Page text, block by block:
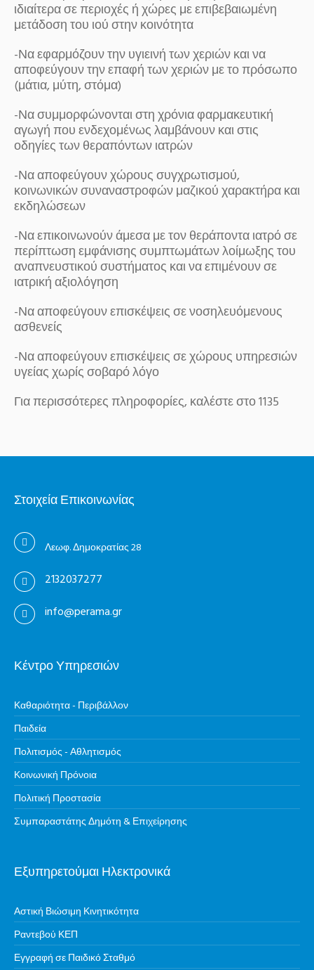
ιδιαίτερα σε περιοχές ή χώρες με επιβεβαιωμένη
μετάδοση του ιού στην κοινότητα
-Να εφαρμόζουν την υγιεινή των χεριών και να
αποφεύγουν την επαφή των χεριών με το πρόσωπο
(μάτια, μύτη, στόμα)
-Να συμμορφώνονται στη χρόνια φαρμακευτική
αγωγή που ενδεχομένως λαμβάνουν και στις
οδηγίες των θεραπόντων ιατρών
-Να αποφεύγουν χώρους συγχρωτισμού,
κοινωνικών συναναστροφών μαζικού χαρακτήρα και
εκδηλώσεων
-Να επικοινωνούν άμεσα με τον θεράποντα ιατρό σε
περίπτωση εμφάνισης συμπτωμάτων λοίμωξης του
αναπνευστικού συστήματος και να επιμένουν σε
ιατρική αξιολόγηση
-Να αποφεύγουν επισκέψεις σε νοσηλευόμενους
ασθενείς
-Να αποφεύγουν επισκέψεις σε χώρους υπηρεσιών
υγείας χωρίς σοβαρό λόγο
Για περισσότερες πληροφορίες, καλέστε στο 1135
Στοιχεία Επικοινωνίας
Λεωφ. Δημοκρατίας 28
2132037277
info@perama.gr
Κέντρο Υπηρεσιών
Καθαριότητα - Περιβάλλον
Παιδεία
Πολιτισμός - Αθλητισμός
Κοινωνική Πρόνοια
Πολιτική Προστασία
Συμπαραστάτης Δημότη & Επιχείρησης
Εξυπηρετούμαι Ηλεκτρονικά
Αστική Βιώσιμη Κινητικότητα
Ραντεβού ΚΕΠ
Εγγραφή σε Παιδικό Σταθμό